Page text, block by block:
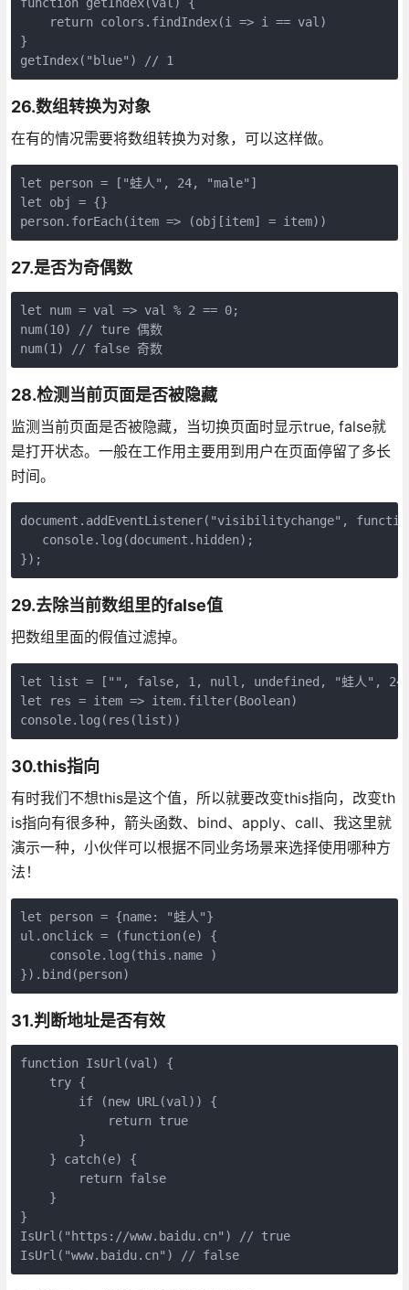
    return colors.findIndex(i => i == val)
}
getIndex("blue") // 1
26.数组转换为对象
在有的情况需要将数组转换为对象，可以这样做。
let person = ["蛙人", 24, "male"]
let obj = {}
person.forEach(item => (obj[item] = item))
27.是否为奇偶数
let num = val => val % 2 == 0;
num(10) // ture 偶数
num(1) // false 奇数
28.检测当前页面是否被隐藏
监测当前页面是否被隐藏，当切换页面时显示true, false就
是打开状态。一般在工作用主要用到用户在页面停留了多长
时间。
document.addEventListener("visibilitychange",
   console.log(document.hidden);
});
29.去除当前数组里的false值
把数组里面的假值过滤掉。
let list = ["", false, 1, null, undefined, "蛙人",
let res = item => item.filter(Boolean)
console.log(res(list))
30.this指向
有时我们不想this是这个值，所以就要改变this指向，改变th
is指向有很多种，箭头函数、bind、apply、call、我这里就
演示一种，小伙伴可以根据不同业务场景来选择使用哪种方
法！
let person = {name: "蛙人"}
ul.onclick = (function(e) {
    console.log(this.name )
}).bind(person)
31.判断地址是否有效
function IsUrl(val) {
    try {
        if (new URL(val)) {
            return true
        }
    } catch(e) {
        return false
    }
}
IsUrl("https://www.baidu.cn") // true
IsUrl("www.baidu.cn") // false